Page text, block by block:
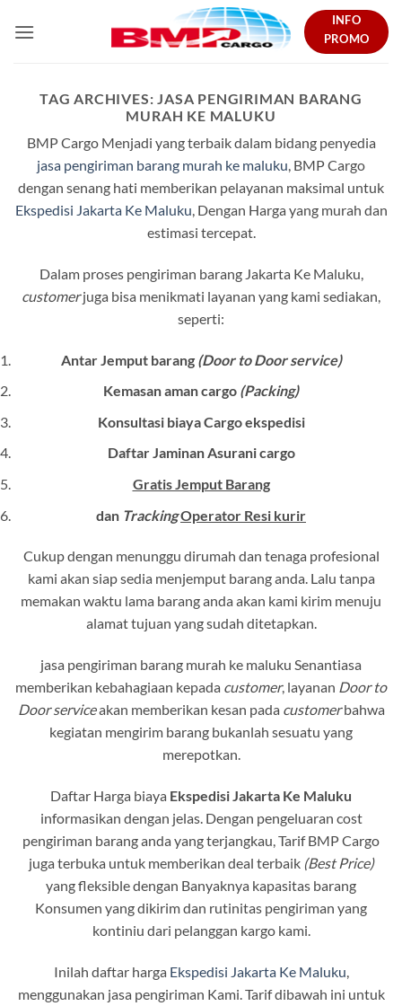
INFO
PROMO
TAG ARCHIVES:JASA PENGIRIMAN BARANG
MURAH KE MALUKU
BMP Cargo Menjadi yang terbaik dalam bidang penyedia
jasa pengiriman barang murah ke maluku, BMP Cargo
dengan senang hati memberikan pelayanan maksimal untuk
Ekspedisi Jakarta Ke Maluku, Dengan Harga yang murah dan
estimasi tercepat.
Dalam proses pengiriman barang Jakarta Ke Maluku,
customerjuga bisa menikmati layanan yang kami sediakan,
seperti:
Antar Jemput barang(Door to Door service)
Kemasan aman cargo (Packing)
Konsultasi biaya Cargo ekspedisi
Daftar Jaminan Asurani cargo
Gratis Jemput Barang
dan TrackingOperator Resi kurir
Cukup dengan menunggu dirumah dan tenaga profesional
kami akan siap sedia menjemput barang anda. Lalu tanpa
memakan waktu lama barang anda akan kami kirim menuju
alamat tujuan yang sudah ditetapkan.
jasa pengiriman barang murah ke maluku Senantiasa
memberikan kebahagiaan kepada customer, layanan Door to
Door serviceakan memberikan kesan pada customerbahwa
kegiatan mengirim barang bukanlah sesuatu yang
merepotkan.
Daftar Harga biaya Ekspedisi Jakarta Ke Maluku
informasikan dengan jelas. Dengan pengeluaran cost
pengiriman barang anda yang terjangkau, Tarif BMP Cargo
juga terbuka untuk memberikan deal terbaik (Best Price)
yang fleksible dengan Banyaknya kapasitas barang
Konsumen yang dikirim dan rutinitas pengiriman yang
kontiniu dari pelanggan kargo kami.
Inilah daftar harga Ekspedisi Jakarta Ke Maluku
menggunakan jasa pengiriman Kami. Tarif dibawah ini untuk